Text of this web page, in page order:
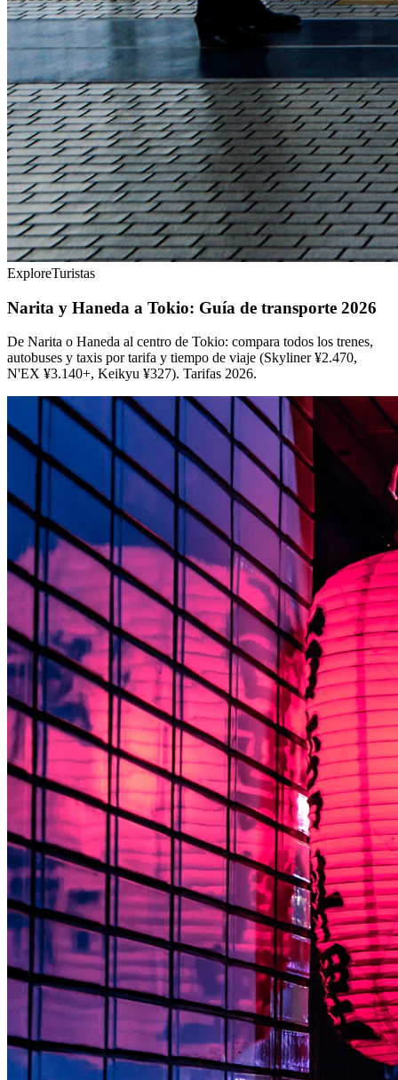
ExploreTuristas
Narita y Haneda a Tokio: Guía de transporte 2026
De Narita o Haneda al centro de Tokio: compara todos los trenes,
autobuses y taxis por tarifa y tiempo de viaje (Skyliner ¥2.470,
N'EX ¥3.140+, Keikyu ¥327). Tarifas 2026.